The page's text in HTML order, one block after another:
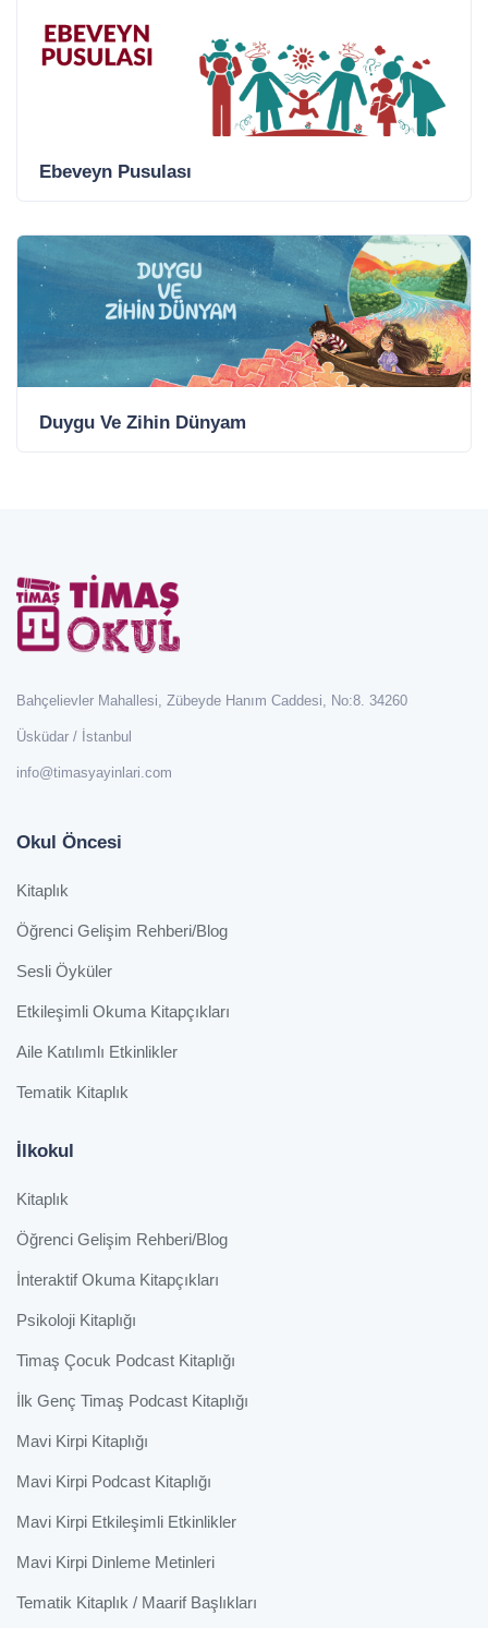
Ebeveyn Pusulası
Duygu Ve Zihin Dünyam
Bahçelievler Mahallesi, Zübeyde Hanım Caddesi, No:8. 34260
Üsküdar / İstanbul
info@timasyayinlari.com
Okul Öncesi
Kitaplık
Öğrenci Gelişim Rehberi/Blog
Sesli Öyküler
Etkileşimli Okuma Kitapçıkları
Aile Katılımlı Etkinlikler
Tematik Kitaplık
İlkokul
Kitaplık
Öğrenci Gelişim Rehberi/Blog
İnteraktif Okuma Kitapçıkları
Psikoloji Kitaplığı
Timaş Çocuk Podcast Kitaplığı
İlk Genç Timaş Podcast Kitaplığı
Mavi Kirpi Kitaplığı
Mavi Kirpi Podcast Kitaplığı
Mavi Kirpi Etkileşimli Etkinlikler
Mavi Kirpi Dinleme Metinleri
Tematik Kitaplık / Maarif Başlıkları